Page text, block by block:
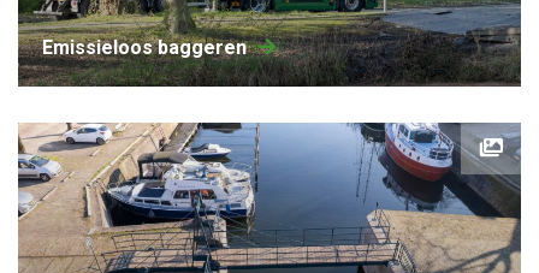
Emissieloos baggeren